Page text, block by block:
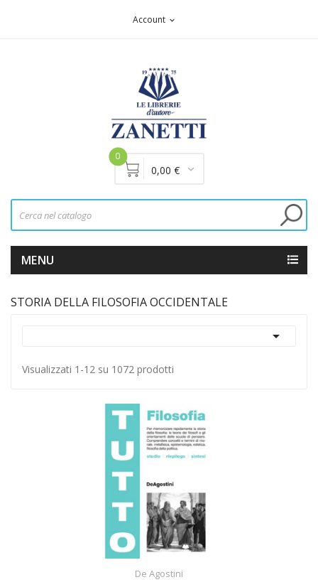
Account expand_more
0
0,00 €
MENU
STORIA DELLA FILOSOFIA OCCIDENTALE

Visualizzati 1-12 su 1072 prodotti
De Agostini